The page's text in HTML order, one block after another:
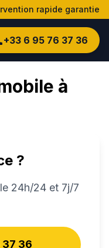
rapide garantie
+33 6 95 76 37 36
à
?
24h/24 et 7j/7
37 36